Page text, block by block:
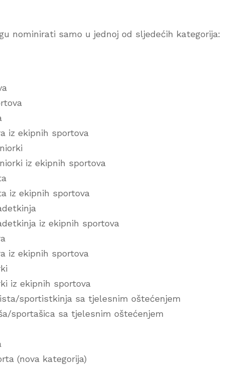
nominirati samo u jednoj od sljedećih kategorija:
iz ekipnih sportova
iz ekipnih sportova
iz ekipnih sportova
iz ekipnih sportova
iz ekipnih sportova
iz ekipnih sportova
sportistkinja sa tjelesnim oštećenjem
sportašica sa tjelesnim oštećenjem
(nova kategorija)